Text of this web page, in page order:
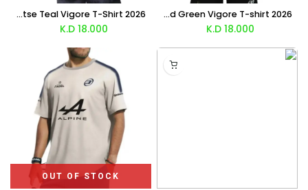
Bullpadel Paquito Montse Acid Green Vigore T-shirt 2026
18.000
K.D
Bullpadel Di Nenno Montse Teal Vigore T-Shirt 2026
18.000
K.D
OUT OF STOCK